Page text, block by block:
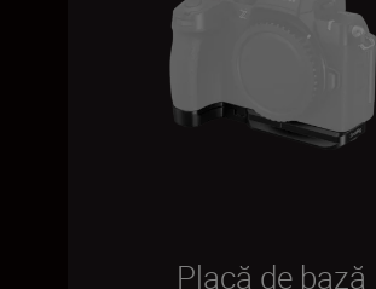
Placă de bază